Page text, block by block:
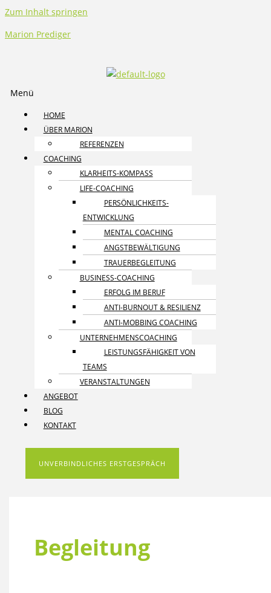
Zum Inhalt springen
Marion Prediger
Menü
HOME
ÜBER MARION
REFERENZEN
COACHING
KLARHEITS-KOMPASS
LIFE-COACHING
PERSÖNLICHKEITS­
ENTWICKLUNG
MENTAL COACHING
ANGST­BEWÄLTIGUNG
TRAUER­BEGLEITUNG
BUSINESS-COACHING
ERFOLG IM BERUF
ANTI-BURNOUT & RESILIENZ
ANTI-MOBBING COACHING
UNTERNEHMENS­COACHING
LEISTUNGSFÄHIGKEIT VON
TEAMS
VERANSTALTUNGEN
ANGEBOT
BLOG
KONTAKT
UNVERBINDLICHES ERSTGESPRÄCH
Begleitung